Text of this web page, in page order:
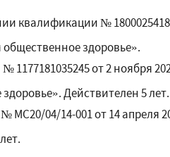
квалификации №
здоровье».
1177181035245 от 2 ноября
Действителен 5 лет.
04/14-001 от 14 апреля